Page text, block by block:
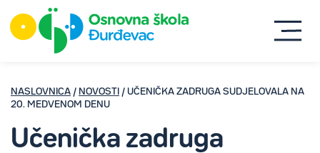
NASLOVNICA / NOVOSTI
/ UČENIČKA ZADRUGA SUDJELOVALA NA
20. MEDVENOM DENU
Učenička zadruga